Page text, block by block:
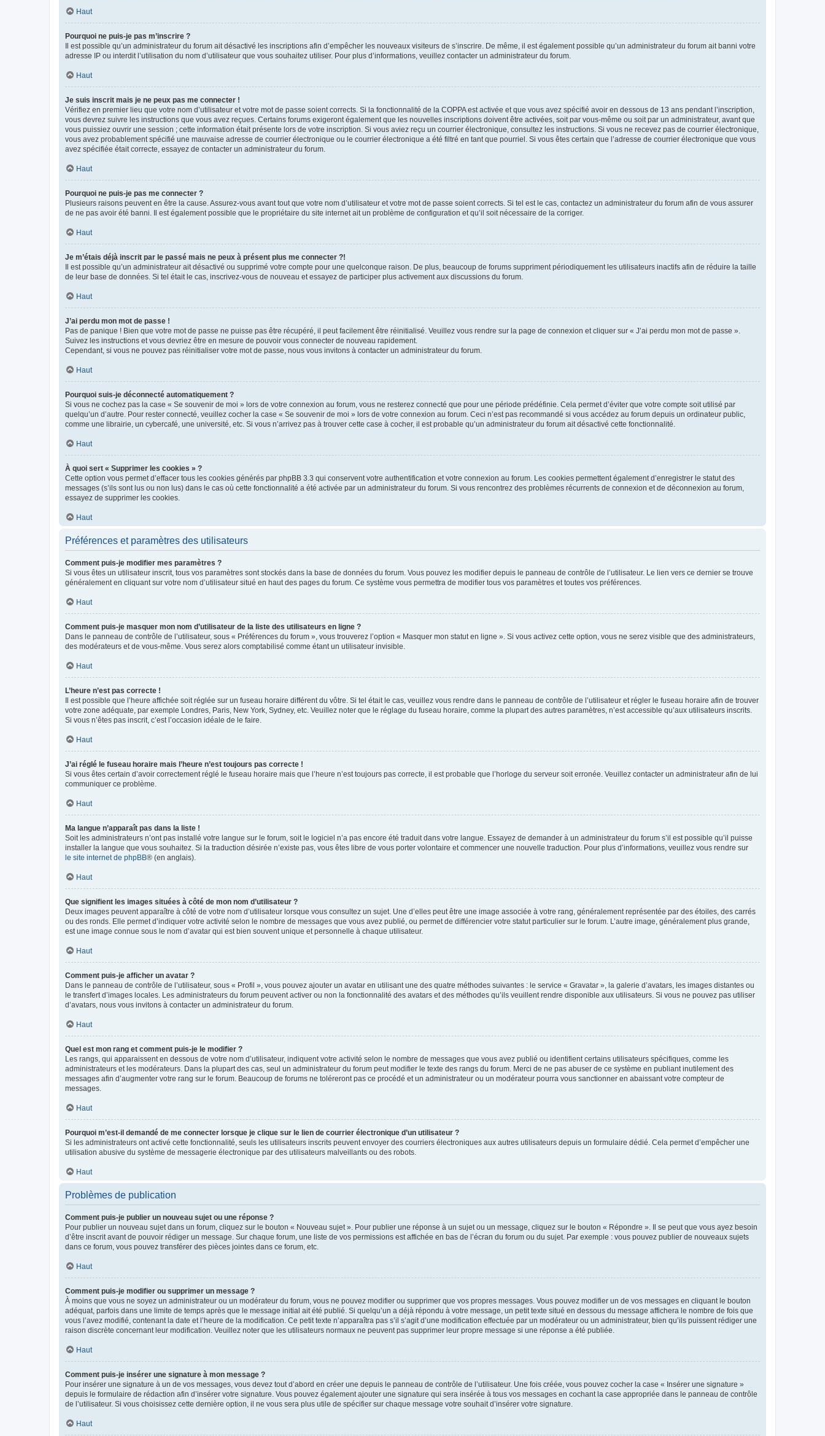
Haut
Pourquoi ne puis-je pas m’inscrire ?
Il est possible qu’un administrateur du forum ait désactivé les inscriptions afin d’empêcher les nouveaux visiteurs de s’inscrire. De même, il est également possible qu’un administrateur du forum ait banni votre
adresse IP ou interdit l’utilisation du nom d’utilisateur que vous souhaitez utiliser. Pour plus d’informations, veuillez contacter un administrateur du forum.
Haut
Je suis inscrit mais je ne peux pas me connecter !
Vérifiez en premier lieu que votre nom d’utilisateur et votre mot de passe soient corrects. Si la fonctionnalité de la COPPA est activée et que vous avez spécifié avoir en dessous de 13 ans pendant l’inscription,
vous devrez suivre les instructions que vous avez reçues. Certains forums exigeront également que les nouvelles inscriptions doivent être activées, soit par vous-même ou soit par un administrateur, avant que
vous puissiez ouvrir une session ; cette information était présente lors de votre inscription. Si vous aviez reçu un courrier électronique, consultez les instructions. Si vous ne recevez pas de courrier électronique,
vous avez probablement spécifié une mauvaise adresse de courrier électronique ou le courrier électronique a été filtré en tant que pourriel. Si vous êtes certain que l’adresse de courrier électronique que vous
avez spécifiée était correcte, essayez de contacter un administrateur du forum.
Haut
Pourquoi ne puis-je pas me connecter ?
Plusieurs raisons peuvent en être la cause. Assurez-vous avant tout que votre nom d’utilisateur et votre mot de passe soient corrects. Si tel est le cas, contactez un administrateur du forum afin de vous assurer
de ne pas avoir été banni. Il est également possible que le propriétaire du site internet ait un problème de configuration et qu’il soit nécessaire de la corriger.
Haut
Je m’étais déjà inscrit par le passé mais ne peux à présent plus me connecter ?!
Il est possible qu’un administrateur ait désactivé ou supprimé votre compte pour une quelconque raison. De plus, beaucoup de forums suppriment périodiquement les utilisateurs inactifs afin de réduire la taille
de leur base de données. Si tel était le cas, inscrivez-vous de nouveau et essayez de participer plus activement aux discussions du forum.
Haut
J’ai perdu mon mot de passe !
Pas de panique ! Bien que votre mot de passe ne puisse pas être récupéré, il peut facilement être réinitialisé. Veuillez vous rendre sur la page de connexion et cliquer sur « J’ai perdu mon mot de passe ».
Suivez les instructions et vous devriez être en mesure de pouvoir vous connecter de nouveau rapidement.
Cependant, si vous ne pouvez pas réinitialiser votre mot de passe, nous vous invitons à contacter un administrateur du forum.
Haut
Pourquoi suis-je déconnecté automatiquement ?
Si vous ne cochez pas la case « Se souvenir de moi » lors de votre connexion au forum, vous ne resterez connecté que pour une période prédéfinie. Cela permet d’éviter que votre compte soit utilisé par
quelqu’un d’autre. Pour rester connecté, veuillez cocher la case « Se souvenir de moi » lors de votre connexion au forum. Ceci n’est pas recommandé si vous accédez au forum depuis un ordinateur public,
comme une librairie, un cybercafé, une université, etc. Si vous n’arrivez pas à trouver cette case à cocher, il est probable qu’un administrateur du forum ait désactivé cette fonctionnalité.
Haut
À quoi sert « Supprimer les cookies » ?
Cette option vous permet d’effacer tous les cookies générés par phpBB 3.3 qui conservent votre authentification et votre connexion au forum. Les cookies permettent également d’enregistrer le statut des
messages (s’ils sont lus ou non lus) dans le cas où cette fonctionnalité a été activée par un administrateur du forum. Si vous rencontrez des problèmes récurrents de connexion et de déconnexion au forum,
essayez de supprimer les cookies.
Haut
Préférences et paramètres des utilisateurs
Comment puis-je modifier mes paramètres ?
Si vous êtes un utilisateur inscrit, tous vos paramètres sont stockés dans la base de données du forum. Vous pouvez les modifier depuis le panneau de contrôle de l’utilisateur. Le lien vers ce dernier se trouve
généralement en cliquant sur votre nom d’utilisateur situé en haut des pages du forum. Ce système vous permettra de modifier tous vos paramètres et toutes vos préférences.
Haut
Comment puis-je masquer mon nom d’utilisateur de la liste des utilisateurs en ligne ?
Dans le panneau de contrôle de l’utilisateur, sous « Préférences du forum », vous trouverez l’option « Masquer mon statut en ligne ». Si vous activez cette option, vous ne serez visible que des administrateurs,
des modérateurs et de vous-même. Vous serez alors comptabilisé comme étant un utilisateur invisible.
Haut
L’heure n’est pas correcte !
Il est possible que l’heure affichée soit réglée sur un fuseau horaire différent du vôtre. Si tel était le cas, veuillez vous rendre dans le panneau de contrôle de l’utilisateur et régler le fuseau horaire afin de trouver
votre zone adéquate, par exemple Londres, Paris, New York, Sydney, etc. Veuillez noter que le réglage du fuseau horaire, comme la plupart des autres paramètres, n’est accessible qu’aux utilisateurs inscrits.
Si vous n’êtes pas inscrit, c’est l’occasion idéale de le faire.
Haut
J’ai réglé le fuseau horaire mais l’heure n’est toujours pas correcte !
Si vous êtes certain d’avoir correctement réglé le fuseau horaire mais que l’heure n’est toujours pas correcte, il est probable que l’horloge du serveur soit erronée. Veuillez contacter un administrateur afin de lui
communiquer ce problème.
Haut
Ma langue n’apparaît pas dans la liste !
Soit les administrateurs n’ont pas installé votre langue sur le forum, soit le logiciel n’a pas encore été traduit dans votre langue. Essayez de demander à un administrateur du forum s’il est possible qu’il puisse
installer la langue que vous souhaitez. Si la traduction désirée n’existe pas, vous êtes libre de vous porter volontaire et commencer une nouvelle traduction. Pour plus d’informations, veuillez vous rendre sur
le site internet de phpBB® (en anglais).
Haut
Que signifient les images situées à côté de mon nom d’utilisateur ?
Deux images peuvent apparaître à côté de votre nom d’utilisateur lorsque vous consultez un sujet. Une d’elles peut être une image associée à votre rang, généralement représentée par des étoiles, des carrés
ou des ronds. Elle permet d’indiquer votre activité selon le nombre de messages que vous avez publié, ou permet de différencier votre statut particulier sur le forum. L’autre image, généralement plus grande,
est une image connue sous le nom d’avatar qui est bien souvent unique et personnelle à chaque utilisateur.
Haut
Comment puis-je afficher un avatar ?
Dans le panneau de contrôle de l’utilisateur, sous « Profil », vous pouvez ajouter un avatar en utilisant une des quatre méthodes suivantes : le service « Gravatar », la galerie d’avatars, les images distantes ou
le transfert d’images locales. Les administrateurs du forum peuvent activer ou non la fonctionnalité des avatars et des méthodes qu’ils veuillent rendre disponible aux utilisateurs. Si vous ne pouvez pas utiliser
d’avatars, nous vous invitons à contacter un administrateur du forum.
Haut
Quel est mon rang et comment puis-je le modifier ?
Les rangs, qui apparaissent en dessous de votre nom d’utilisateur, indiquent votre activité selon le nombre de messages que vous avez publié ou identifient certains utilisateurs spécifiques, comme les
administrateurs et les modérateurs. Dans la plupart des cas, seul un administrateur du forum peut modifier le texte des rangs du forum. Merci de ne pas abuser de ce système en publiant inutilement des
messages afin d’augmenter votre rang sur le forum. Beaucoup de forums ne toléreront pas ce procédé et un administrateur ou un modérateur pourra vous sanctionner en abaissant votre compteur de
messages.
Haut
Pourquoi m’est-il demandé de me connecter lorsque je clique sur le lien de courrier électronique d’un utilisateur ?
Si les administrateurs ont activé cette fonctionnalité, seuls les utilisateurs inscrits peuvent envoyer des courriers électroniques aux autres utilisateurs depuis un formulaire dédié. Cela permet d’empêcher une
utilisation abusive du système de messagerie électronique par des utilisateurs malveillants ou des robots.
Haut
Problèmes de publication
Comment puis-je publier un nouveau sujet ou une réponse ?
Pour publier un nouveau sujet dans un forum, cliquez sur le bouton « Nouveau sujet ». Pour publier une réponse à un sujet ou un message, cliquez sur le bouton « Répondre ». Il se peut que vous ayez besoin
d’être inscrit avant de pouvoir rédiger un message. Sur chaque forum, une liste de vos permissions est affichée en bas de l’écran du forum ou du sujet. Par exemple : vous pouvez publier de nouveaux sujets
dans ce forum, vous pouvez transférer des pièces jointes dans ce forum, etc.
Haut
Comment puis-je modifier ou supprimer un message ?
À moins que vous ne soyez un administrateur ou un modérateur du forum, vous ne pouvez modifier ou supprimer que vos propres messages. Vous pouvez modifier un de vos messages en cliquant le bouton
adéquat, parfois dans une limite de temps après que le message initial ait été publié. Si quelqu’un a déjà répondu à votre message, un petit texte situé en dessous du message affichera le nombre de fois que
vous l’avez modifié, contenant la date et l’heure de la modification. Ce petit texte n’apparaîtra pas s’il s’agit d’une modification effectuée par un modérateur ou un administrateur, bien qu’ils puissent rédiger une
raison discrète concernant leur modification. Veuillez noter que les utilisateurs normaux ne peuvent pas supprimer leur propre message si une réponse a été publiée.
Haut
Comment puis-je insérer une signature à mon message ?
Pour insérer une signature à un de vos messages, vous devez tout d’abord en créer une depuis le panneau de contrôle de l’utilisateur. Une fois créée, vous pouvez cocher la case « Insérer une signature »
depuis le formulaire de rédaction afin d’insérer votre signature. Vous pouvez également ajouter une signature qui sera insérée à tous vos messages en cochant la case appropriée dans le panneau de contrôle
de l’utilisateur. Si vous choisissez cette dernière option, il ne vous sera plus utile de spécifier sur chaque message votre souhait d’insérer votre signature.
Haut